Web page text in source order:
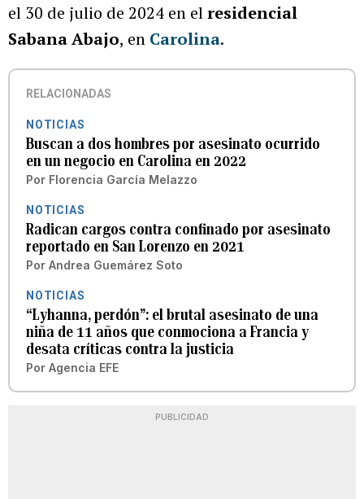
el 30 de julio de 2024 en elresidencial
Sabana Abajo, en Carolina.
RELACIONADAS
NOTICIAS
Buscan a dos hombres por asesinato ocurrido
en un negocio en Carolina en 2022
Por Florencia García Melazzo
NOTICIAS
Radican cargos contra confinado por asesinato
reportado en San Lorenzo en 2021
Por Andrea Guemárez Soto
NOTICIAS
“Lyhanna, perdón”: el brutal asesinato de una
niña de 11 años que conmociona a Francia y
desata críticas contra la justicia
Por Agencia EFE
PUBLICIDAD